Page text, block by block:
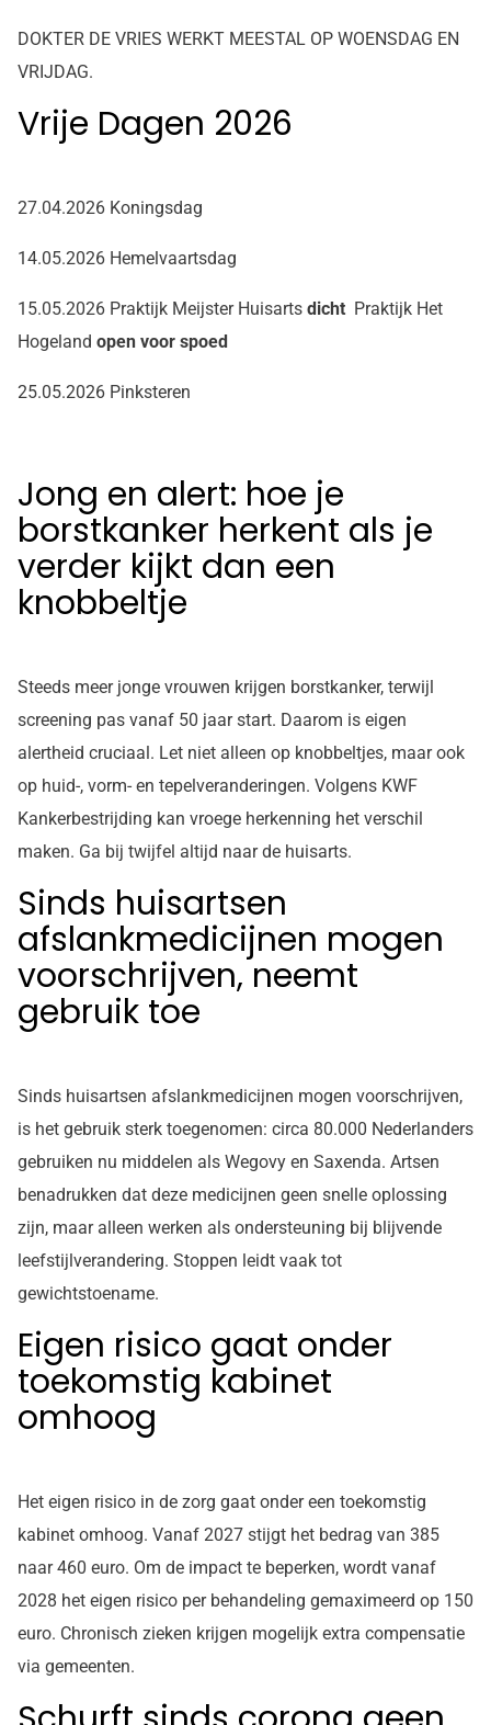
DOKTER DE VRIES WERKT MEESTAL OP WOENSDAG EN
VRIJDAG.
Vrije Dagen 2026
27.04.2026 Koningsdag
14.05.2026 Hemelvaartsdag
15.05.2026 Praktijk Meijster Huisarts dicht Praktijk Het
Hogeland open voor spoed
25.05.2026 Pinksteren
Jong en alert: hoe je
borstkanker herkent als je
verder kijkt dan een
knobbeltje
Steeds meer jonge vrouwen krijgen borstkanker, terwijl
screening pas vanaf 50 jaar start. Daarom is eigen
alertheid cruciaal. Let niet alleen op knobbeltjes, maar ook
op huid-, vorm- en tepelveranderingen. Volgens KWF
Kankerbestrijding kan vroege herkenning het verschil
maken. Ga bij twijfel altijd naar de huisarts.
Sinds huisartsen
afslankmedicijnen mogen
voorschrijven, neemt
gebruik toe
Sinds huisartsen afslankmedicijnen mogen voorschrijven,
is het gebruik sterk toegenomen: circa 80.000 Nederlanders
gebruiken nu middelen als Wegovy en Saxenda. Artsen
benadrukken dat deze medicijnen geen snelle oplossing
zijn, maar alleen werken als ondersteuning bij blijvende
leefstijlverandering. Stoppen leidt vaak tot
gewichtstoename.
Eigen risico gaat onder
toekomstig kabinet
omhoog
Het eigen risico in de zorg gaat onder een toekomstig
kabinet omhoog. Vanaf 2027 stijgt het bedrag van 385
naar 460 euro. Om de impact te beperken, wordt vanaf
2028 het eigen risico per behandeling gemaximeerd op 150
euro. Chronisch zieken krijgen mogelijk extra compensatie
via gemeenten.